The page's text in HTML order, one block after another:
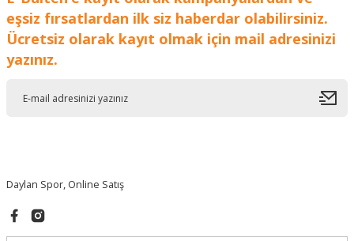
eşsiz fırsatlardan ilk siz haberdar olabilirsiniz.
Ücretsiz olarak kayıt olmak için mail adresinizi
yazınız.
Daylan Spor, Online Satış